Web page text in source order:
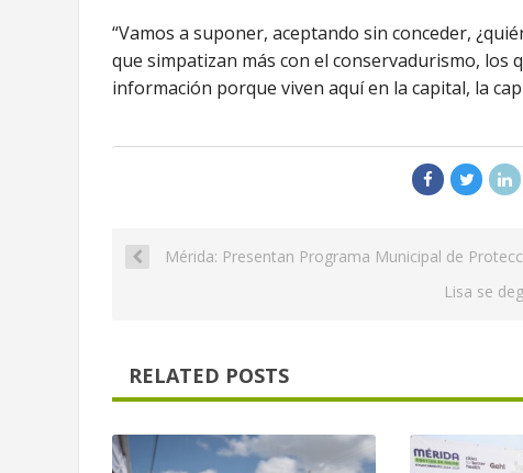
“Vamos a suponer, aceptando sin conceder,
que simpatizan más con el conservadurismo, los
información porque viven aquí en la capital, la
Mérida: Presentan Programa Municipal de
Lisa se
RELATED POSTS